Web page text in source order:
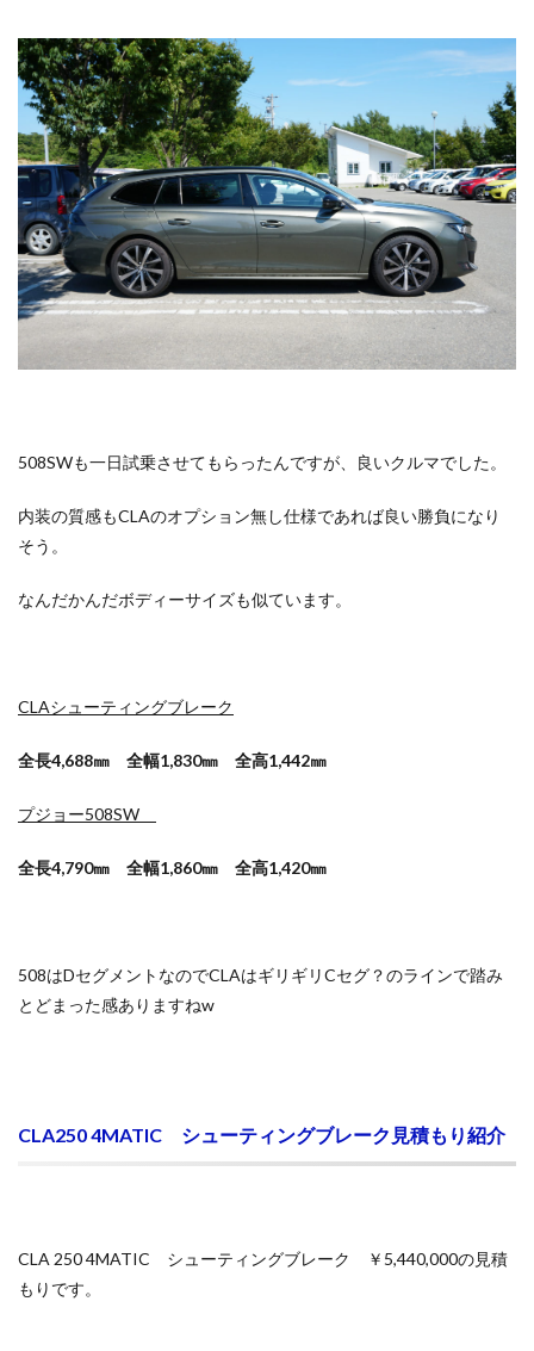
508SWも一日試乗させてもらったんですが、良いクルマでした。
内装の質感もCLAのオプション無し仕様であれば良い勝負になり
そう。
なんだかんだボディーサイズも似ています。
CLAシューティングブレーク
全長4,688㎜ 全幅1,830㎜ 全高1,442㎜
プジョー508SW
全長4,790㎜ 全幅1,860㎜ 全高1,420㎜
508はDセグメントなのでCLAはギリギリCセグ？のラインで踏み
とどまった感ありますねw
CLA250 4MATIC シューティングブレーク見積もり紹介
CLA 250 4MATIC シューティングブレーク ￥5,440,000の見積
もりです。